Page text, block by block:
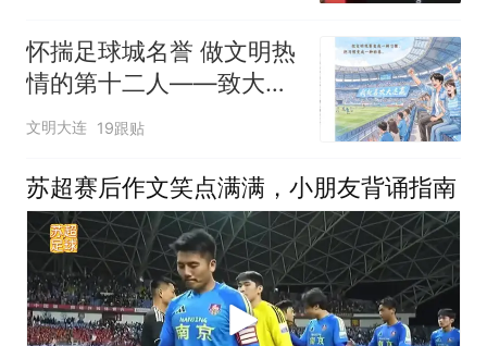
怀揣足球城名誉 做文明热
情的第十二人——致大连
球迷一封信
文明大连 19跟贴
苏超赛后作文笑点满满，小朋友背诵指南